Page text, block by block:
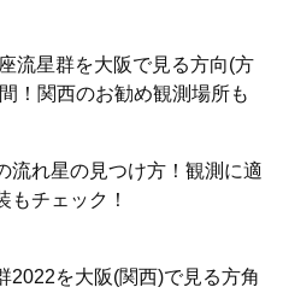
流星群を大阪で見る方向(方
！関西のお勧め観測場所も
流れ星の見つけ方！観測に適
もチェック！
2022を大阪(関西)で見る方角